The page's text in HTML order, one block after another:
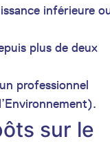
inférieure
plus de deux
professionnel
sur le